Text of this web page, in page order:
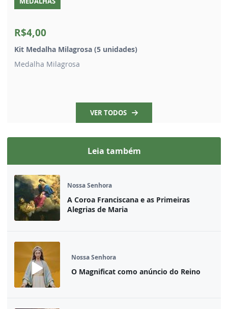
R$4,00
Kit Medalha Milagrosa (5 unidades)
Medalha Milagrosa
VER TODOS
Leia também
Nossa Senhora
A Coroa Franciscana e as Primeiras
Alegrias de Maria
Nossa Senhora
O Magnificat como anúncio do Reino